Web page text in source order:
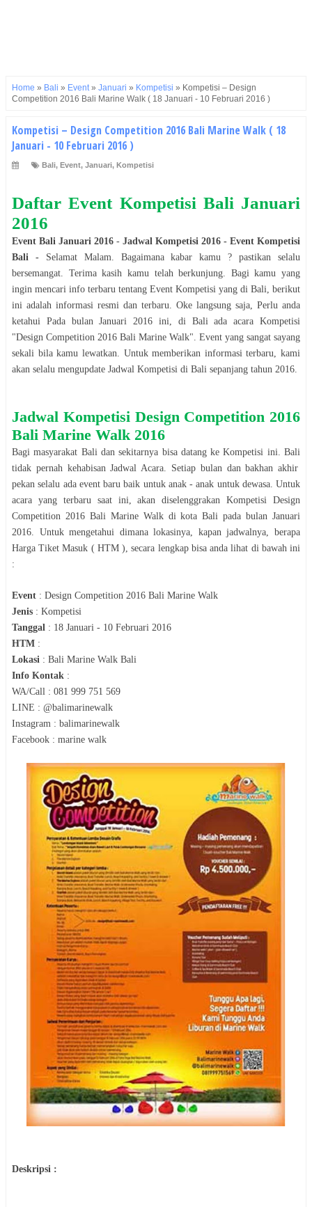
Home » Bali » Event» Januari » Kompetisi » Kompetisi – Design
Competition 2016 Bali Marine Walk ( 18 Januari - 10 Februari 2016 )
Kompetisi – Design Competition 2016 Bali Marine Walk ( 18
Januari - 10 Februari 2016 )
Bali, Event, Januari, Kompetisi
Daftar Event Kompetisi Bali Januari
2016
Event Bali Januari 2016 - Jadwal Kompetisi 2016 - Event Kompetisi
Bali
- Selamat Malam . Bagaimana kabar kamu ? pastikan selalu
bersemangat. Terima kasih kamu telah berkunjung. Bagi kamu yang
ingin mencari info terbaru tentang Event Kompetisi yang di Bali , berikut
ini adalah informasi resmi dan terbaru. Oke langsung saja, Perlu anda
ketahui Pada bulanJanuari 2016 ini, di Bali ada acaraKompetisi
"Design Competition 2016 Bali Marine Walk". Event yang sangat sayang
sekali bila kamu lewatkan. Untuk memberikan informasi terbaru, kami
akan selalu mengupdate Jadwal Kompetisi di Bali sepanjang tahun 2016
Jadwal Kompetisi Design Competition 2016
Bali Marine Walk 2016
Bagi masyarakat Bali dan sekitarnya bisa datang keKompetisi ini.Bali
tidak pernah kehabisan Jadwal Acara. Setiap bulan dan bakhan akhir
pekan selalu ada event baru baik untuk anak - anak untuk dewasa. Untuk
acara yang terbaru saat ini, akan diselenggrakanKompetisi
Design
Competition 2016 Bali Marine Walkdi kotaBali pada bulanJanuari
2016 . Untuk mengetahui dimana lokasinya, kapan jadwalnya, berapa
Harga Tiket Masuk ( HTM ), secara lengkap bisa anda lihat di bawah ini
:
Event : Design Competition 2016 Bali Marine Walk
Jenis : Kompetisi
Tanggal : 18 Januari - 10 Februari 2016
HTM :
Lokasi : Bali Marine Walk Bali
Info Kontak :
WA/Call : 081 999 751 569
LINE : @balimarinewalk
Instagram : balimarinewalk
Facebook : marine walk
Deskripsi :